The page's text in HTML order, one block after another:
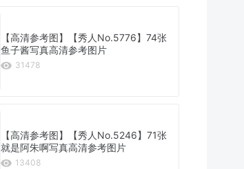
【高清参考图】【秀人No.5776】74张
鱼子酱写真高清参考图片
31478
【高清参考图】【秀人No.5246】71张
就是阿朱啊写真高清参考图片
13408